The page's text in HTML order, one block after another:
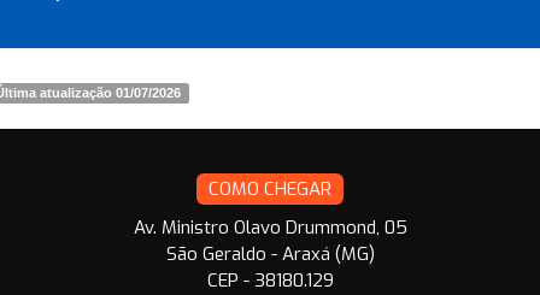
atualização 01/07/2026
COMO CHEGAR
Av. Ministro Olavo Drummond, 05
São Geraldo - Araxá (MG)
CEP - 38180.129